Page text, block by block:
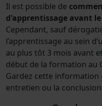
Il est possible de
d'apprentissage avant
Cependant, sauf
l’apprentissage au sein
au plus tôt 3 mois avant
début de la formation au
Gardez cette
entretien ou la